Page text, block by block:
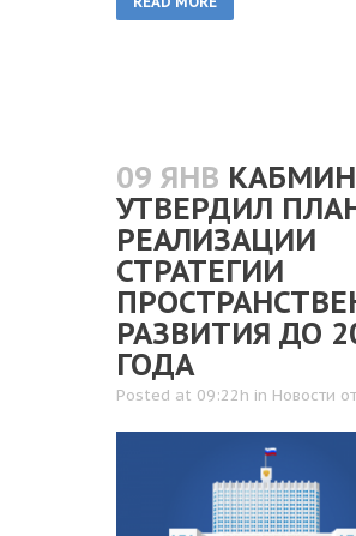
09 ЯНВ КАБМИН
УТВЕРДИЛ
РЕАЛИЗАЦИИ
СТРАТЕГИИ
РАЗВИТИЯ ДО
ГОДА
Posted at 09:22h in Новости